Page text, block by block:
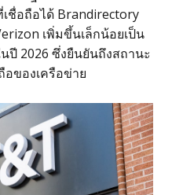
ชื่อถือได้ Brandirectory
เพิ่มขึ้นเล็กน้อยเป็น
ปี 2026 ซึ่งยืนยันถึงสถานะ
ของเครือข่าย